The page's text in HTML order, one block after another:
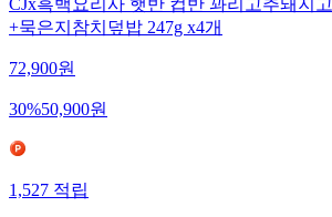
CJx흑백요리사 햇반 컵반 꽈리고추돼지
+묵은지참치덮밥 247g x4개
72,900원
30%50,900원
1,527적립